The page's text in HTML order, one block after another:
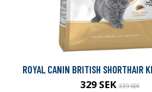
ROYAL CANIN BRITISH SHORTHAIR
329 SEK339 SEK